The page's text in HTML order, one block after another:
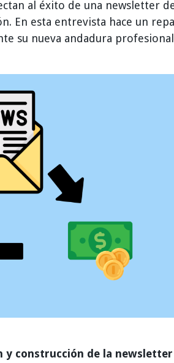
al éxito de una newsletter
En esta entrevista hace un
su nueva andadura
y construcción de la